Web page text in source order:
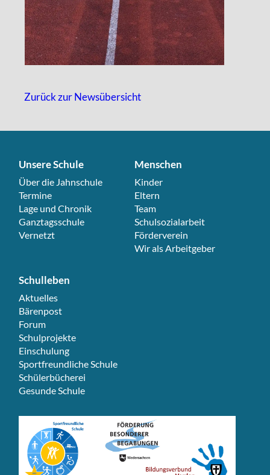
Zurück zur Newsübersicht
Unsere Schule
Navigation überspringen
Über die Jahnschule
Termine
Lage und Chronik
Ganztagsschule
Vernetzt
Menschen
Navigation überspringen
Kinder
Eltern
Team
Schulsozialarbeit
Förderverein
Wir als Arbeitgeber
Schulleben
Navigation überspringen
Aktuelles
Bärenpost
Forum
Schulprojekte
Einschulung
Sportfreundliche Schule
Schülerbücherei
Gesunde Schule